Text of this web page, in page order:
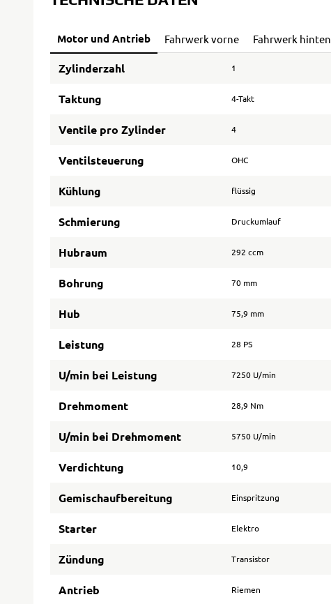
Motor und Antrieb Fahrwerk vorne Fahrwerk hinten
Zylinderzahl 1
Taktung 4-Takt
Ventile pro Zylinder 4
Ventilsteuerung OHC
Kühlung flüssig
Schmierung Druckumlauf
Hubraum 292 ccm
Bohrung 70 mm
Hub 75,9 mm
Leistung 28 PS
U/min bei Leistung 7250 U/min
Drehmoment 28,9 Nm
U/min bei Drehmoment 5750 U/min
Verdichtung 10,9
Gemischaufbereitung Einspritzung
Starter Elektro
Zündung Transistor
Antrieb Riemen